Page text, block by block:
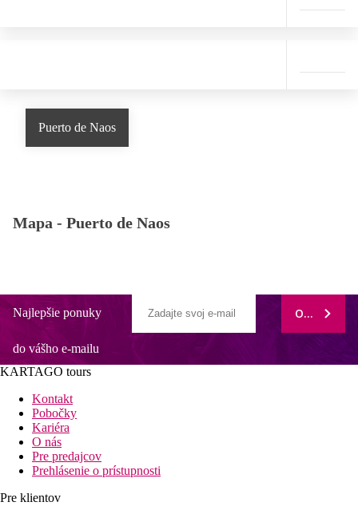
Puerto de Naos
Mapa - Puerto de Naos
Najlepšie ponuky
do vášho e-mailu
ODOBERAŤ
KARTAGO tours
Kontakt
Pobočky
Kariéra
O nás
Pre predajcov
Prehlásenie o prístupnosti
Pre klientov